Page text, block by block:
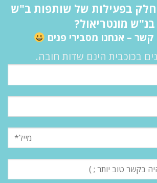
בפעילות של שותפות ב"ש
בנ"ש מונטריאול?
קשר – אנחנו מסבירי פנים
בכוכבית הינם שדות חובה.